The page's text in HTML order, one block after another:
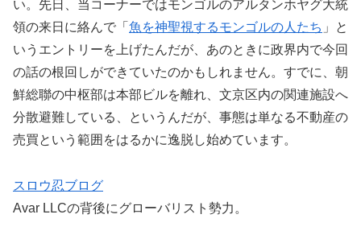
い。先日、当コーナーではモンゴルのアルタンホヤグ大統
領の来日に絡んで「 魚を神聖視するモンゴルの人たち 」と
いうエントリーを上げたんだが、あのときに政界内で今回
の話の根回しができていたのかもしれません。すでに、朝
鮮総聯の中枢部は本部ビルを離れ、文京区内の関連施設へ
分散避難している、というんだが、事態は単なる不動産の
売買という範囲をはるかに逸脱し始めています。
スロウ忍ブログ
Avar LLCの背後にグローバリスト勢力。